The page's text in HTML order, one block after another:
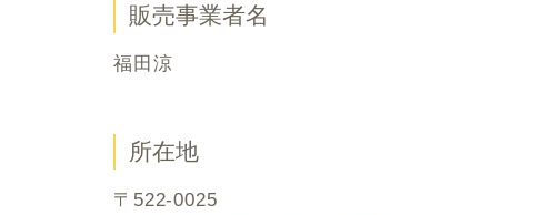
販売事業者名
福田涼
所在地
〒522-0025